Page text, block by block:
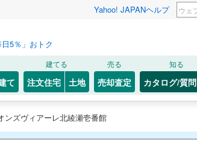
Yahoo! JAPANヘルプ
5％」おトク
て
建てる
注文住宅 土地
売る
売却査定
知る
カタログ/質問
ンズヴィアーレ北綾瀬壱番館